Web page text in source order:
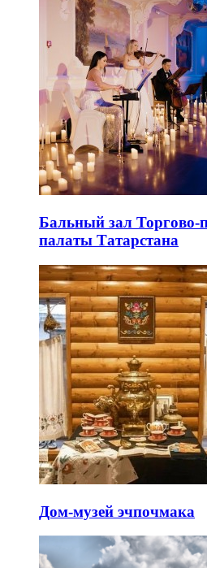
Бальный зал
палаты Татарстана
Дом-музей эчпочмака